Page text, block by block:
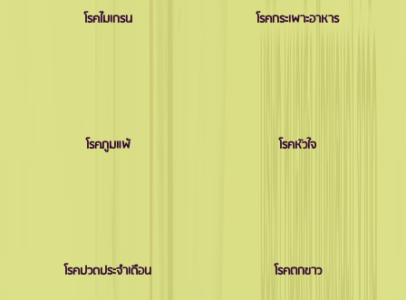
โรคไมเกรน โรคกระเพาะอาหาร
โรคภูมแพ้ โรคหัวใจ
โรคปวดประจำเดือน โรคตกขาว